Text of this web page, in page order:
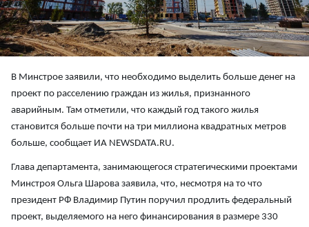
В Минстрое заявили, что необходимо выделить больше денег на
проект по расселению граждан из жилья, признанного
аварийным. Там отметили, что каждый год такого жилья
становится больше почти на три миллиона квадратных метров
больше, сообщает ИА NEWSDATA.RU.
Глава департамента, занимающегося стратегическими проектами
Минстроя Ольга Шарова заявила, что, несмотря на то что
президент РФ Владимир Путин поручил продлить федеральный
проект, выделяемого на него финансирования в размере 330